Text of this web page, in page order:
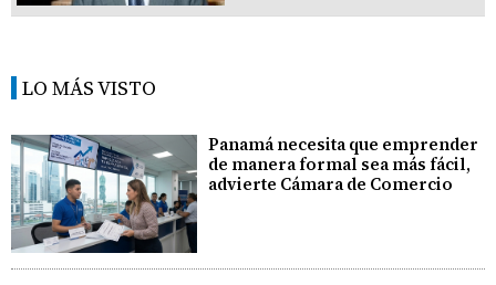
LO MÁS VISTO
Panamá necesita que emprender
de manera formal sea más fácil,
advierte Cámara de Comercio